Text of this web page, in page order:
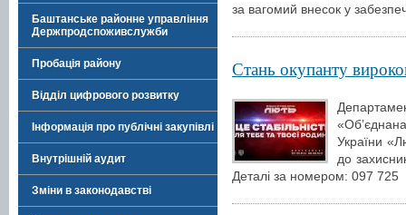
Баштанське районне управління
Держпродспоживслужби
Пробація району
Відділ цифрового розвитку
Інформація про публічні закупівлі
Внутрішній аудит
Зміни в законодавстві
за вагомий внесок у
Стань окупанту
України
до
Деталі за номером: 097 725